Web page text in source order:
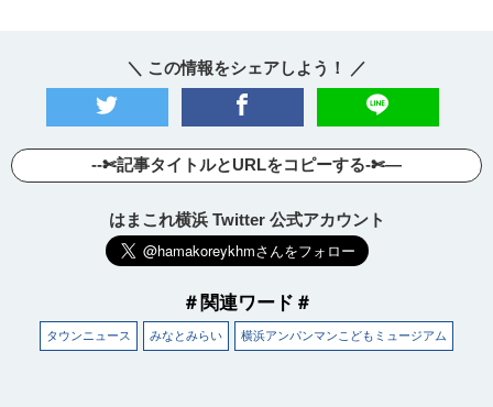
＼ この情報をシェアしよう！ ／
--✄記事タイトルとURLをコピーする-✄—
はまこれ横浜 Twitter 公式アカウント
＃関連ワード＃
タウンニュース みなとみらい 横浜アンパンマンこどもミュージアム